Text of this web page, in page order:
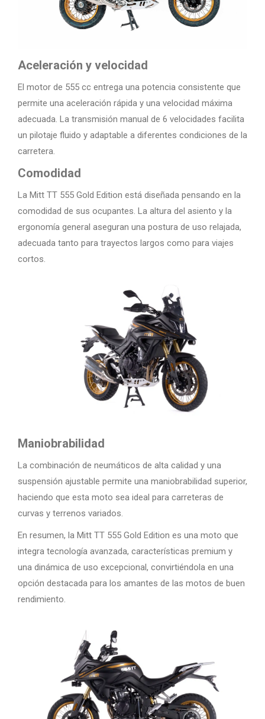
Aceleración y velocidad
El motor de 555 cc entrega una potencia consistente que
permite una aceleración rápida y una velocidad máxima
adecuada. La transmisión manual de 6 velocidades facilita
un pilotaje fluido y adaptable a diferentes condiciones de la
carretera.
Comodidad
La Mitt TT 555 Gold Edition está diseñada pensando en la
comodidad de sus ocupantes. La altura del asiento y la
ergonomía general aseguran una postura de uso relajada,
adecuada tanto para trayectos largos como para viajes
cortos.
Maniobrabilidad
La combinación de neumáticos de alta calidad y una
suspensión ajustable permite una maniobrabilidad superior,
haciendo que esta moto sea ideal para carreteras de
curvas y terrenos variados.
En resumen, la Mitt TT 555 Gold Edition es una moto que
integra tecnología avanzada, características premium y
una dinámica de uso excepcional, convirtiéndola en una
opción destacada para los amantes de las motos de buen
rendimiento.